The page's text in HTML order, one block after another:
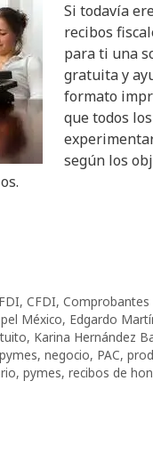
Si todavía
recibos
para ti una
gratuita y
formato
que todos
según los
, CFDI,
México, Edgardo
, Karina Hernández
, negocio, PAC,
, pymes, recibos de